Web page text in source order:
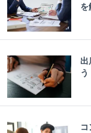
を
出